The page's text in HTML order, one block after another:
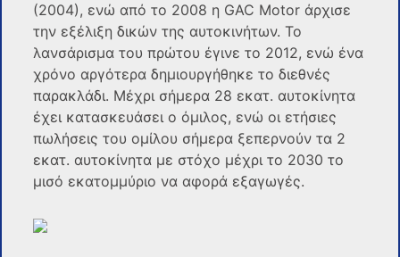
(2004), ενώ από το 2008 η GAC Motor άρχισε
την εξέλιξη δικών της αυτοκινήτων. Το
λανσάρισμα του πρώτου έγινε το 2012, ενώ ένα
χρόνο αργότερα δημιουργήθηκε το διεθνές
παρακλάδι. Μέχρι σήμερα 28 εκατ. αυτοκίνητα
έχει κατασκευάσει ο όμιλος, ενώ οι ετήσιες
πωλήσεις του ομίλου σήμερα ξεπερνούν τα 2
εκατ. αυτοκίνητα με στόχο μέχρι το 2030 το
μισό εκατομμύριο να αφορά εξαγωγές.